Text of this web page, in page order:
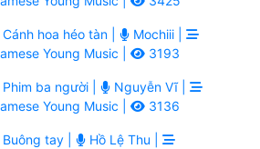
Cánh hoa héo tàn |
Mochiii |
Young Music |
3193
Phim ba người |
Nguyễn Vĩ |
Young Music |
3136
Buông tay |
Hồ Lệ Thu |